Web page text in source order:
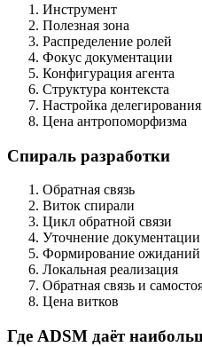
Инструмент
Полезная зона
Распределение ролей
Фокус документации
Конфигурация агента
Структура контекста
Настройка делегирования
Цена антропоморфизма
Спираль разработки
Обратная связь
Виток спирали
Цикл обратной связи
Уточнение документации
Формирование ожиданий
Локальная реализация
Обратная связь и
Цена витков
Где ADSM даёт